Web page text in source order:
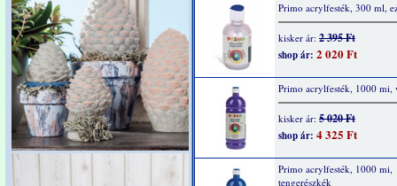
Primo acrylfesték, 300 ml,
kisker ár: 2 395 Ft
shop ár: 2 020 Ft
Primo acrylfesték, 1000 mi,
kisker ár: 5 020 Ft
shop ár: 4 325 Ft
Primo acrylfesték, 1000 mi,
tengerészkék